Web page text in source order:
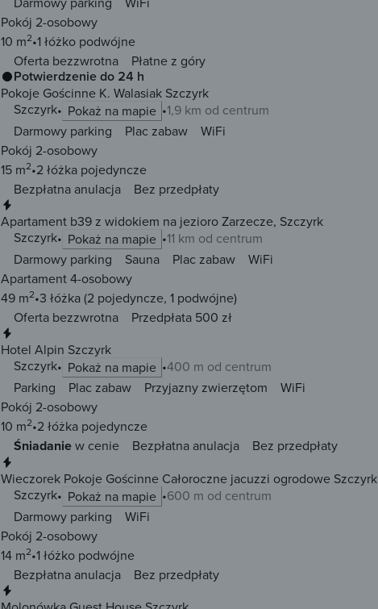
Pokój 2-osobowy
10 m2 1 łóżko podwójne
Oferta bezzwrotna
Płatne z góry
Potwierdzenie do 24 h
Pokoje Gościnne K. Walasiak Szczyrk
Szczyrk
Pokaż na mapie 1,9 km od centrum
Darmowy parking Plac zabaw
WiFi
Pokój 2-osobowy
15 m2 2 łóżka pojedyncze
Bezpłatna anulacja
Bez przedpłaty
Apartament b39 z widokiem na jezioro Zarzecze, Szczyrk
Szczyrk
Pokaż na mapie
11 km od centrum
Darmowy parking
Sauna Plac zabaw
WiFi
Apartament 4-osobowy
49 m2 3 łóżka(2 pojedyncze, 1 podwójne)
Oferta bezzwrotna
Przedpłata 500 zł
Hotel Alpin Szczyrk
Szczyrk
Pokaż na mapie 400 m od centrum
Parking Plac zabaw Przyjazny zwierzętom
WiFi
Pokój 2-osobowy
10 m2 2 łóżka pojedyncze
Śniadaniew cenie Bezpłatna anulacja Bez przedpłaty
Wieczorek Pokoje Gościnne Całoroczne jacuzzi ogrodowe Szczyrk
Szczyrk
Pokaż na mapie 600 m od centrum
Darmowy parking
WiFi
Pokój 2-osobowy
14 m2 1 łóżko podwójne
Bezpłatna anulacja
Bez przedpłaty